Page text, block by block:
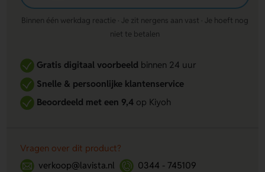
Binnen één werkdag reactie · Je zit nergens aan vast · Je hoeft nog
niet te betalen
Gratis digitaal voorbeeldbinnen 24 uur
Snelle & persoonlijke klantenservice
Beoordeeld met een 9,4op Kiyoh
Vragen over dit product?
verkoop@lavista.nl
0344 - 745109